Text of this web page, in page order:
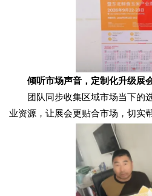
倾听市场声音，定制化升级展
团队同步收集区域市场当下的选
业资源，让展会更贴合市场，切实